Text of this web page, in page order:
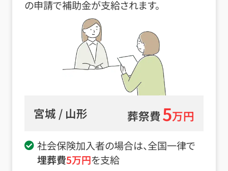
の申請で補助金が支給されます。
宮城 / 山形 葬祭費5万円
社会保険加入者の場合は、全国一律で
埋葬費5万円を支給